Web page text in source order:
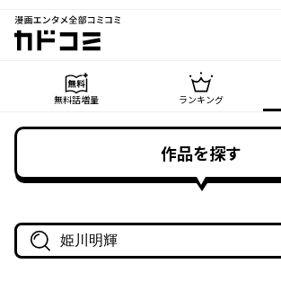
漫画エンタメ全部コミコミ
カドコミ
無料話増量 ランキング
作品を探す
作品名・作家名で探す